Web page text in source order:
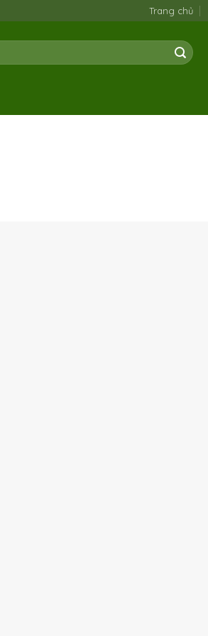
Trang chủ